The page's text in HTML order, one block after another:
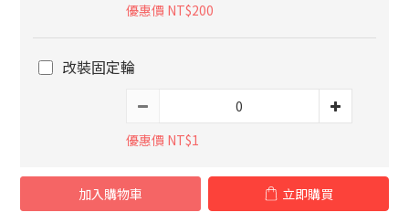
優惠價 NT$200
改裝固定輪
優惠價 NT$1
加入購物車 立即購買